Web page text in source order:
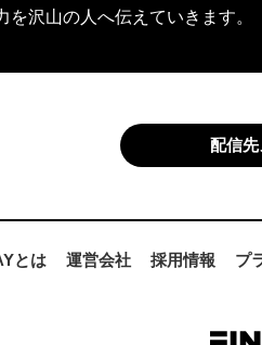
を沢山の人へ伝えていきます。
配信
とは 運営会社 採用情報 プ